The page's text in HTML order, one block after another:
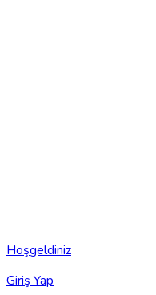
Hoşgeldiniz
Giriş Yap